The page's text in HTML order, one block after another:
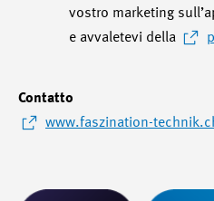
vostro marketing
e avvaletevi della
Contatto
www.faszination-